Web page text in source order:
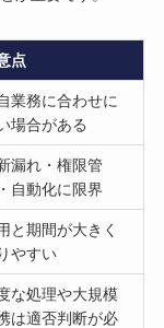
点
業務に合わせに
場合がある
漏れ・権限管
自動化に限界
と期間が大きく
やすい
な処理や大規模
は適否判断が必